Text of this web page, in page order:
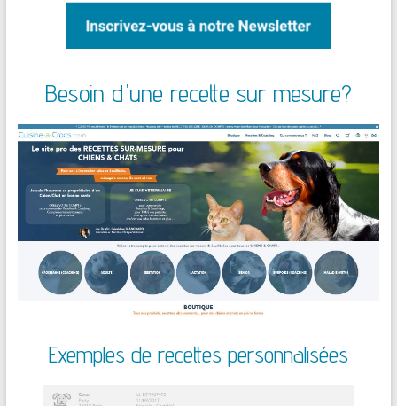
Besoin d'une recette sur mesure?
Exemples de recettes personnalisées